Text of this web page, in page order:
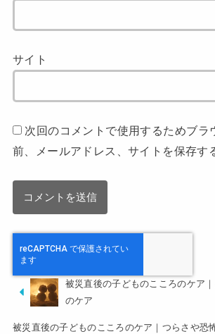
サイト
次回のコメントで使用するためブラ
前、メールアドレス、サイトを保存す
被災直後の子どものこころのケア
のケア
被災直後の子どものこころのケア｜つらさや恐